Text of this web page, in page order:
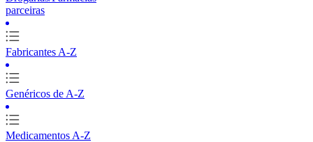
parceiras
Fabricantes A-Z
Genéricos de A-Z
Medicamentos A-Z